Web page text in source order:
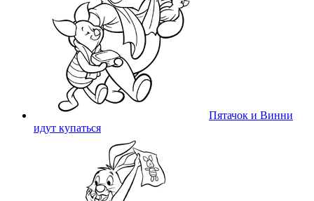
Пятачок и Винни
идут купаться